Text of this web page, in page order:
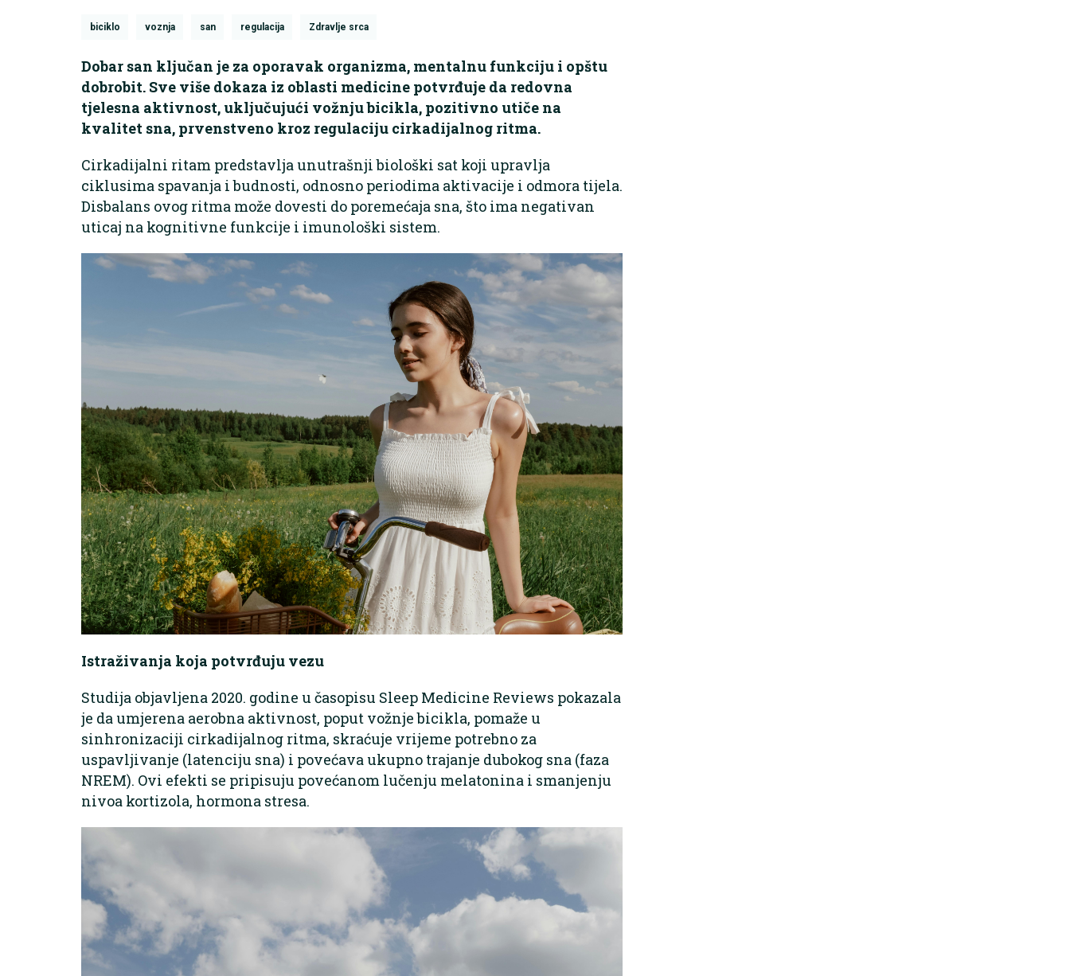
biciklo voznja san regulacija Zdravlje srca
Dobar san ključan je za oporavak organizma, mentalnu funkciju i opštu
dobrobit. Sve više dokaza iz oblasti medicine potvrđuje da redovna
tjelesna aktivnost, uključujući vožnju bicikla, pozitivno utiče na
kvalitet sna, prvenstveno kroz regulaciju cirkadijalnog ritma.
Cirkadijalni ritam predstavlja unutrašnji biološki sat koji upravlja
ciklusima spavanja i budnosti, odnosno periodima aktivacije i odmora tijela.
Disbalans ovog ritma može dovesti do poremećaja sna, što ima negativan
uticaj na kognitivne funkcije i imunološki sistem.
Istraživanja koja potvrđuju vezu
Studija objavljena 2020. godine u časopisu Sleep Medicine Reviews pokazala
je da umjerena aerobna aktivnost, poput vožnje bicikla, pomaže u
sinhronizaciji cirkadijalnog ritma, skraćuje vrijeme potrebno za
uspavljivanje (latenciju sna) i povećava ukupno trajanje dubokog sna (faza
NREM). Ovi efekti se pripisuju povećanom lučenju melatonina i smanjenju
nivoa kortizola, hormona stresa.